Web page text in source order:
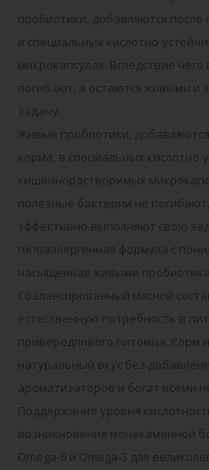
пробиотики, добавляются после
в специальных кислотно-
микрокапсулах. Вследствие
погибают, а остаются живыми и
задачу.
Живые пробиотики,
корма, в специальных кислотно-
кишечнорастворимых
полезные бактерии не
эффективно выполняют свою
гипоаллергенная формула с
насыщенная живыми
Сбалансированный мясной
естественную потребность в
привередливого питомца. Корм
натуральный вкус без
ароматизаторов и богат всеми
Поддержание уровня
возникновения мочекаменной
Omega-6 и Omega-3 для